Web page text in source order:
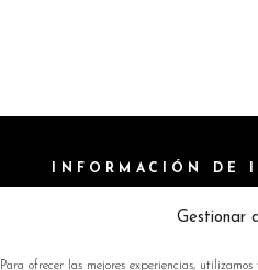
Gestionar
Para ofrecer las mejores experiencias,
INFORMACIÓN DE
Política de Cookies